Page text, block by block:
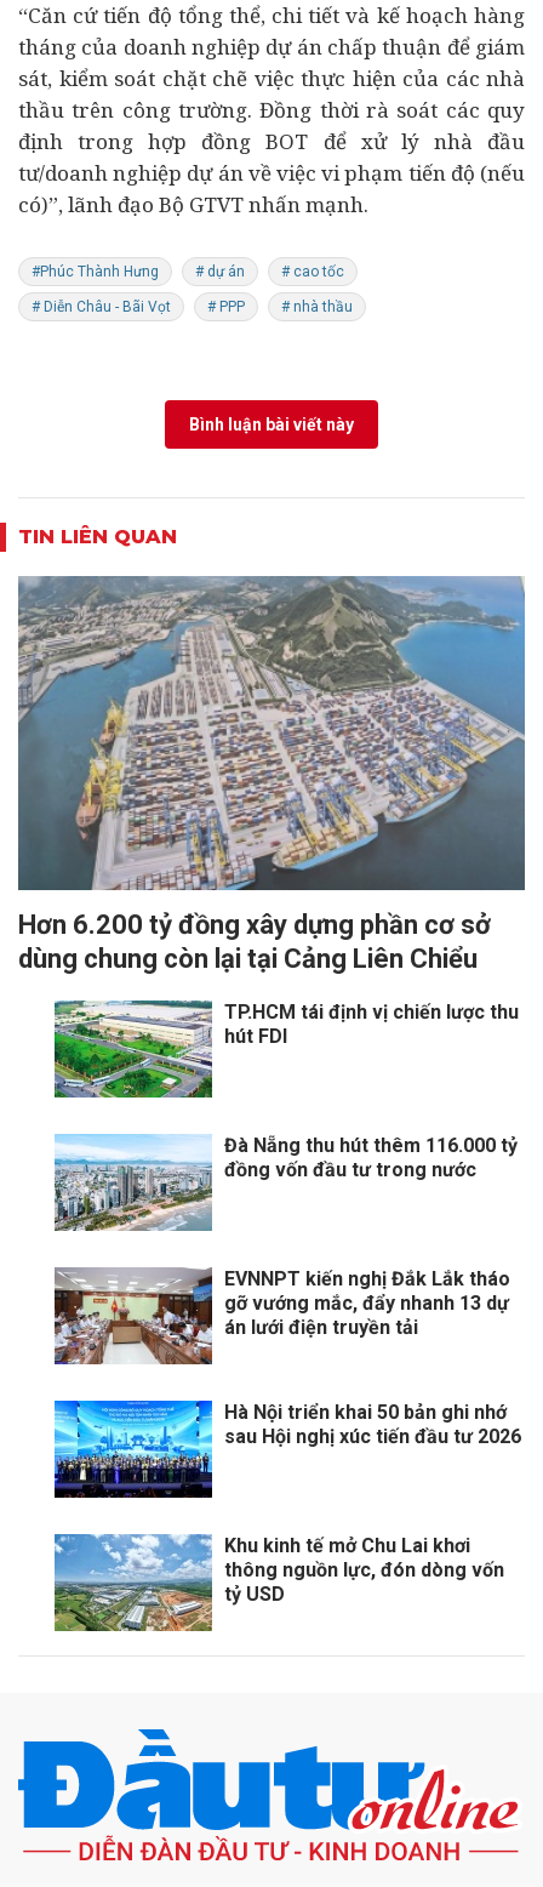
“Căn cứ tiến độ tổng thể, chi tiết và kế hoạch hàng
tháng của doanh nghiệp dự án chấp thuận để giám
sát, kiểm soát chặt chẽ việc thực hiện của các nhà
thầu trên công trường. Đồng thời rà soát các quy
định trong hợp đồng BOT để xử lý nhà đầu
tư/doanh nghiệp dự án về việc vi phạm tiến độ (nếu
có)”, lãnh đạo Bộ GTVT nhấn mạnh.
#Phúc Thành Hưng # dự án # cao tốc
# Diễn Châu - Bãi Vọt # PPP # nhà thầu
Bình luận bài viết này
TIN LIÊN QUAN
Hơn 6.200 tỷ đồng xây dựng phần cơ sở
dùng chung còn lại tại Cảng Liên Chiểu
TP.HCM tái định vị chiến lược thu
hút FDI
Đà Nẵng thu hút thêm 116.000 tỷ
đồng vốn đầu tư trong nước
EVNNPT kiến nghị Đắk Lắk tháo
gỡ vướng mắc, đẩy nhanh 13 dự
án lưới điện truyền tải
Hà Nội triển khai 50 bản ghi nhớ
sau Hội nghị xúc tiến đầu tư 2026
Khu kinh tế mở Chu Lai khơi
thông nguồn lực, đón dòng vốn
tỷ USD